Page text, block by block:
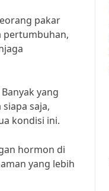
pakar
pertumbuhan,
yang
saja,
kondisi ini.
hormon di
yang lebih